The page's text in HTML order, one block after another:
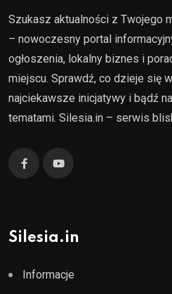
Szukasz aktualności z Twojego
– nowoczesny portal
ogłoszenia, lokalny biznes i
miejscu. Sprawdź, co dzieje się
najciekawsze inicjatywy i bądź
tematami. Silesia.in – serwis
Silesia.in
Informacje